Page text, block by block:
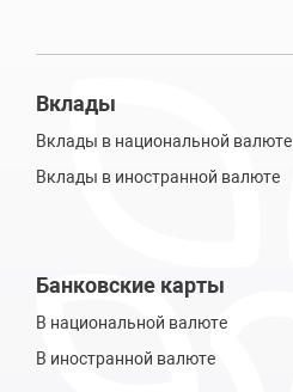
Вклады
Вклады в национальной валюте
Вклады в иностранной валюте
Банковские карты
В национальной валюте
В иностранной валюте